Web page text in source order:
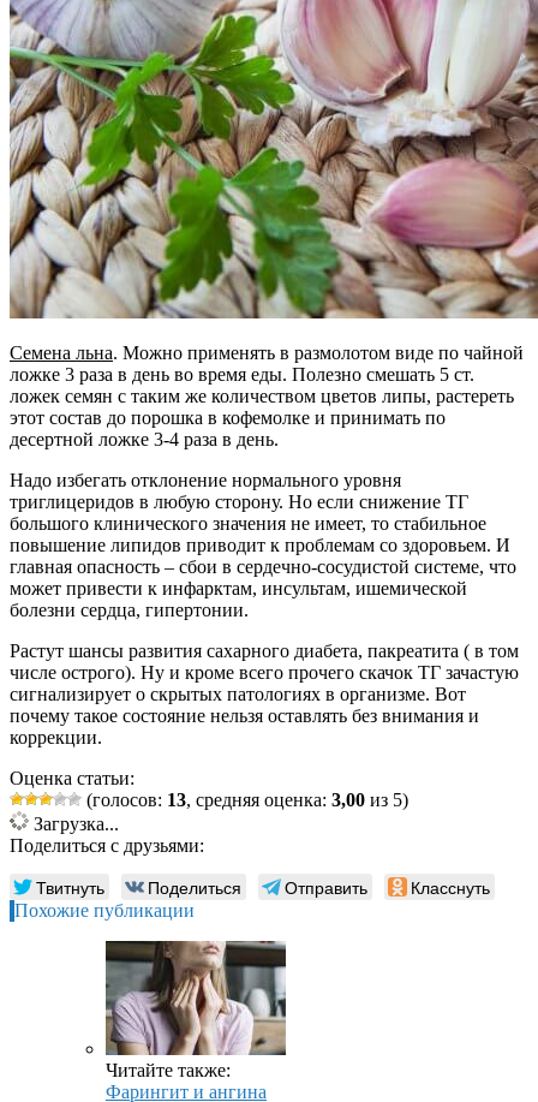
Семена льна. Можно применять в размолотом виде по чайной
ложке 3 раза в день во время еды. Полезно смешать 5 ст.
ложек семян с таким же количеством цветов липы, растереть
этот состав до порошка в кофемолке и принимать по
десертной ложке 3-4 раза в день.
Надо избегать отклонение нормального уровня
триглицеридов в любую сторону. Но если снижение ТГ
большого клинического значения не имеет, то стабильное
повышение липидов приводит к проблемам со здоровьем. И
главная опасность – сбои в сердечно-сосудистой системе, что
может привести к инфарктам, инсультам, ишемической
болезни сердца, гипертонии.
Растут шансы развития сахарного диабета, пакреатита ( в том
числе острого). Ну и кроме всего прочего скачок ТГ зачастую
сигнализирует о скрытых патологиях в организме. Вот
почему такое состояние нельзя оставлять без внимания и
коррекции.
Оценка статьи:
(голосов: 13, средняя оценка: 3,00 из 5)
Загрузка...
Поделиться с друзьями:
Твитнуть Поделиться Отправить Класснуть
Похожие публикации
Читайте также:
Фарингит и ангина